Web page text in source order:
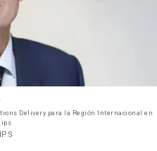
Delivery para la Región Internacional en